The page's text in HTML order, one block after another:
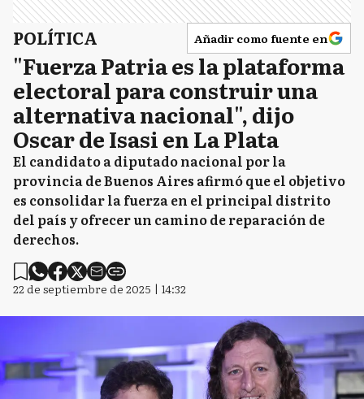
POLÍTICA Añadir como fuente en
"Fuerza Patria es la plataforma
electoral para construir una
alternativa nacional", dijo
Oscar de Isasi en La Plata
El candidato a diputado nacional por la
provincia de Buenos Aires afirmó que el objetivo
es consolidar la fuerza en el principal distrito
del país y ofrecer un camino de reparación de
derechos.
22 de septiembre de 2025 | 14:32